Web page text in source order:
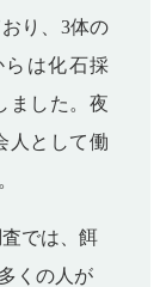
り、 3体の
は化石採
ました。夜
人として働
では、餌
くの人が